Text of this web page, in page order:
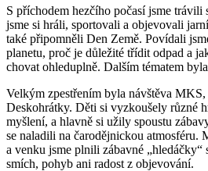
S příchodem hezčího počasí jsme trávili
jsme si hráli, sportovali a objevovali
také připomněli Den Země. Povídali
planetu, proč je důležité třídit odpad a
chovat ohleduplně. Dalším tématem
Velkým zpestřením byla návštěva
Deskohrátky. Děti si vyzkoušely různé
myšlení, a hlavně si užily spoustu
se naladili na čarodějnickou atmosféru.
a venku jsme plnili zábavné
smích, pohyb ani radost z objevování.